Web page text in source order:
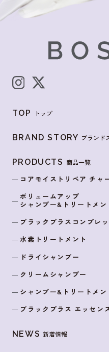
TOP トップ
BRAND STORY ブランド
PRODUCTS 商品一覧
コアモイストリペア チャ
ボリュームアップ
シャンプー&トリートメン
ブラックブラスコンプレ
水素トリートメント
ドライシャンプー
クリームシャンプー
シャンプー&トリートメン
ブラックプラス エッセン
NEWS 新着情報